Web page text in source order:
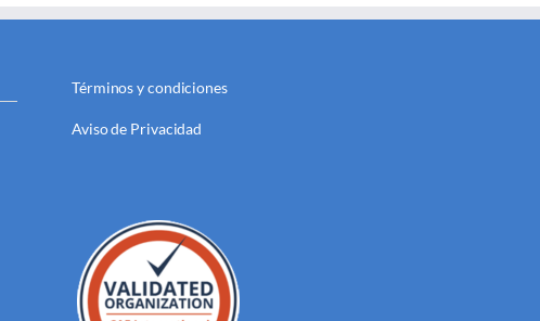
Términos y condiciones
Aviso de Privacidad